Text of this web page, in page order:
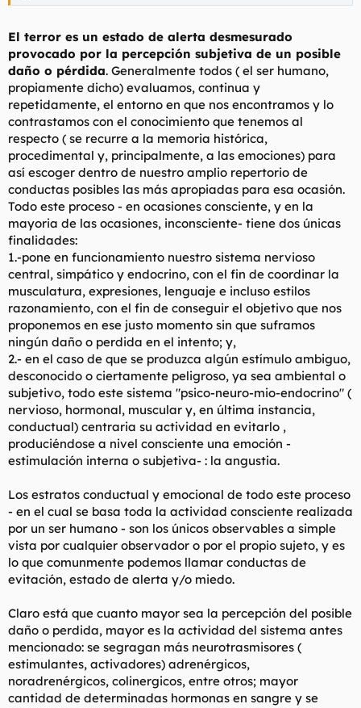
El terror es un estado de alerta desmesurado
provocado por la percepción subjetiva de un posible
daño o pérdida. Generalmente todos ( el ser humano,
propiamente dicho) evaluamos, continua y
repetidamente, el entorno en que nos encontramos y lo
contrastamos con el conocimiento que tenemos al
respecto ( se recurre a la memoria histórica,
procedimental y, principalmente, a las emociones) para
así escoger dentro de nuestro amplio repertorio de
conductas posibles las más apropiadas para esa ocasión.
Todo este proceso - en ocasiones consciente, y en la
mayoria de las ocasiones, inconsciente- tiene dos únicas
finalidades:
1.-pone en funcionamiento nuestro sistema nervioso
central, simpático y endocrino, con el fin de coordinar la
musculatura, expresiones, lenguaje e incluso estilos
razonamiento, con el fin de conseguir el objetivo que nos
proponemos en ese justo momento sin que suframos
ningún daño o perdida en el intento; y,
2.- en el caso de que se produzca algún estímulo ambiguo,
desconocido o ciertamente peligroso, ya sea ambiental o
subjetivo, todo este sistema "psico-neuro-mio-endocrino" (
nervioso, hormonal, muscular y, en última instancia,
conductual) centraria su actividad en evitarlo ,
produciéndose a nivel consciente una emoción -
estimulación interna o subjetiva- : la angustia.
Los estratos conductual y emocional de todo este proceso
- en el cual se basa toda la actividad consciente realizada
por un ser humano - son los únicos observables a simple
vista por cualquier observador o por el propio sujeto, y es
lo que comunmente podemos llamar conductas de
evitación, estado de alerta y/o miedo.
Claro está que cuanto mayor sea la percepción del posible
daño o perdida, mayor es la actividad del sistema antes
mencionado: se segragan más neurotrasmisores (
estimulantes, activadores) adrenérgicos,
noradrenérgicos, colinergicos, entre otros; mayor
cantidad de determinadas hormonas en sangre y se